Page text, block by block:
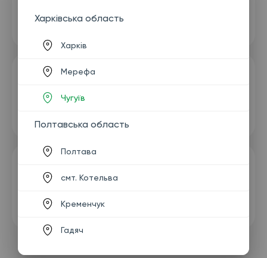
Харківська область
Харків
Мерефа
Чугуїв
Полтавська область
Полтава
смт. Котельва
Кременчук
Гадяч